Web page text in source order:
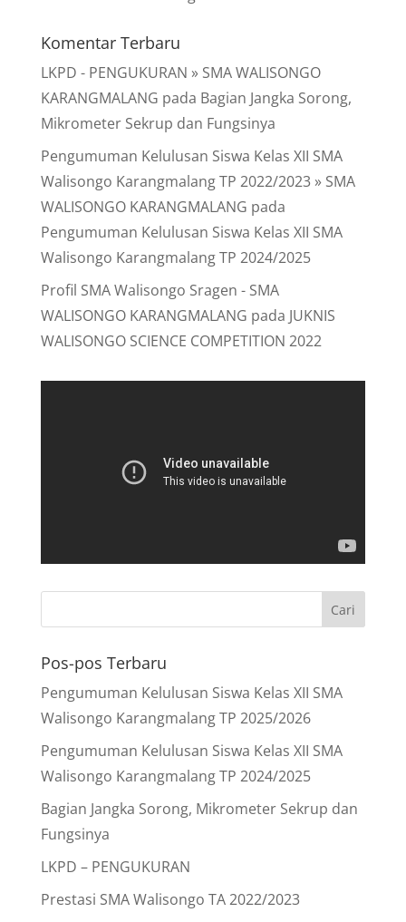
Komentar Terbaru
LKPD - PENGUKURAN » SMA WALISONGO
KARANGMALANG pada Bagian Jangka Sorong,
Mikrometer Sekrup dan Fungsinya
Pengumuman Kelulusan Siswa Kelas XII SMA
Walisongo Karangmalang TP 2022/2023 » SMA
WALISONGO KARANGMALANG pada
Pengumuman Kelulusan Siswa Kelas XII SMA
Walisongo Karangmalang TP 2024/2025
Profil SMA Walisongo Sragen - SMA
WALISONGO KARANGMALANG pada JUKNIS
WALISONGO SCIENCE COMPETITION 2022
Pos-pos Terbaru
Pengumuman Kelulusan Siswa Kelas XII SMA
Walisongo Karangmalang TP 2025/2026
Pengumuman Kelulusan Siswa Kelas XII SMA
Walisongo Karangmalang TP 2024/2025
Bagian Jangka Sorong, Mikrometer Sekrup dan
Fungsinya
LKPD – PENGUKURAN
Prestasi SMA Walisongo TA 2022/2023